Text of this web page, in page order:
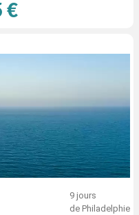
€
9 jours
de Philadelphie